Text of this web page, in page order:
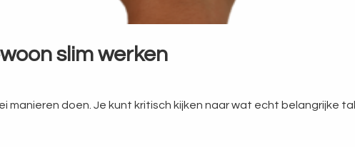
slim werken
manieren doen. Je kunt kritisch kijken naar wat echt belangrijke